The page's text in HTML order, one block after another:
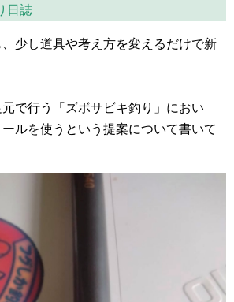
日誌
少し道具や考え方を変えるだけで新
で行う「ズボサビキ釣り」におい
ルを使うという提案について書いて